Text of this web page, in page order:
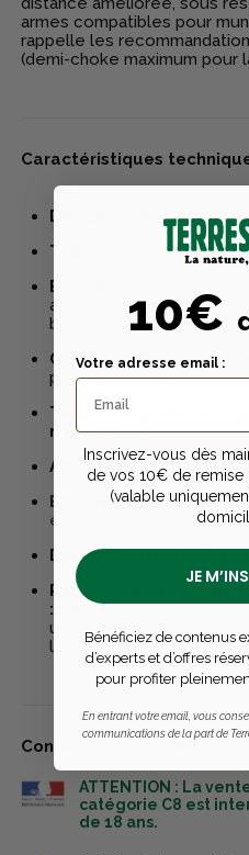
armes compatibles pour
rappelle les
(demi-choke maximum pour
Caractéristiques
Désignation :
Gamebore
Type :
cartouche à
Bourre :
Bio-Wad
accrue du canon et
biodégradable.
Grenaille : Precision
pour sphéricité et
Tailles de grenaille
n°5 (2,8 mm).
Amorce : CX2000
Étui :
HD case (polymer
et éjection optimisés.
Densité acier : D = 7,9
Recommandations de
: Demi choke maximum
uniquement dans des
l'épreuve du canon pour
Conseils d’utilisation
ATTENTION : La
catégorie C8 est
de 18 ans.
10€
Votre adresse email :
Inscrivez-vous dès
de vos 10€ de
(valable
JE
Bénéficiez de contenus
d’experts et d’offres
pour profiter
En entrant votre email, vous
communications de la part de